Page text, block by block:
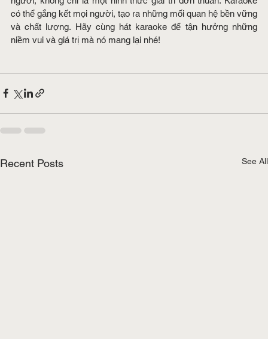
có thể gắng kết mọi người, tạo ra những mối quan hệ bền vững
và chất lượng. Hãy cùng hát karaoke để tận hưởng những
niềm vui và giá trị mà nó mang lại nhé!
Recent Posts See All